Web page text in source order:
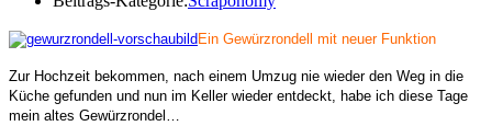
Ein Gewürzrondell mit neuer Funktion
Zur Hochzeit bekommen, nach einem Umzug nie wieder den Weg in die
Küche gefunden und nun im Keller wieder entdeckt, habe ich diese Tage
mein altes Gewürzrondel…